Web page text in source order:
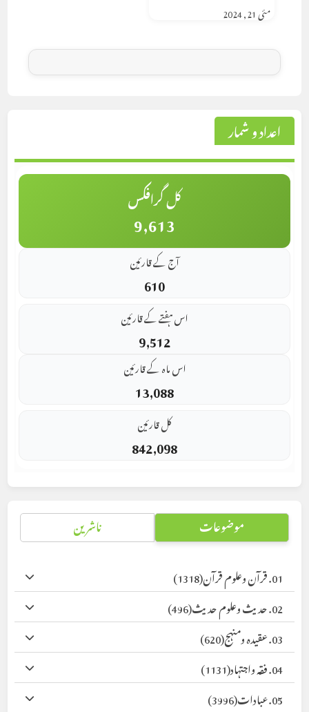
مئی 21, 2024
اعداد و شمار
کل گرافکس
9,613
آج کے قارئین
610
اس ہفتے کے قارئین
9,512
اس ماہ کے قارئین
13,088
کل قارئین
842,098
موضوعات ناشرین
01. قرآن وعلوم قرآن
(1318)
02. حدیث وعلوم حدیث
(496)
03. عقیدہ ومنہج
(620)
04. فقہ واجتہاد
(1131)
05. عبادات
(3996)